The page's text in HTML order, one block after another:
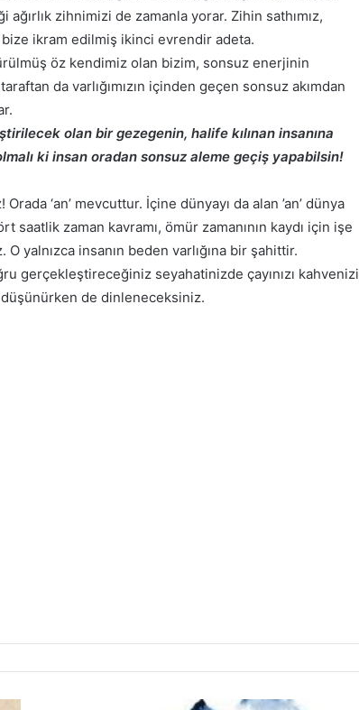
zihnimizi de zamanla yorar. Zihin sathımız,
ikram edilmiş ikinci evrendir adeta.
öz kendimiz olan bizim, sonsuz enerjinin
da varlığımızın içinden geçen sonsuz akımdan
olan bir gezegenin, halife kılınan insanına
ki insan oradan sonsuz aleme geçiş yapabilsin!
‘an’ mevcuttur. İçine dünyayı da alan ’an’ dünya
saatlik zaman kavramı, ömür zamanının kaydı için işe
yalnızca insanın beden varlığına bir şahittir.
gerçekleştireceğiniz seyahatinizde çayınızı kahvenizi
düşünürken de dinleneceksiniz.